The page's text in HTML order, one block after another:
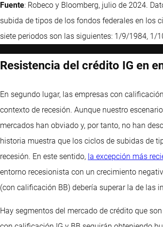
Fuente: Robeco y Bloomberg, julio de 2024.
subida de tipos de los fondos federales en los
siete periodos son las siguientes: 1/9/1984,
Resistencia del crédito IG en
En segundo lugar, las empresas con
contexto de recesión. Aunque nuestro
mercados han obviado y, por tanto, no han
historia muestra que los ciclos de subidas de
recesión. En este sentido, la excepción más
entorno recesionista con un crecimiento
(con calificación BB) debería superar la de las
Hay segmentos del mercado de crédito que